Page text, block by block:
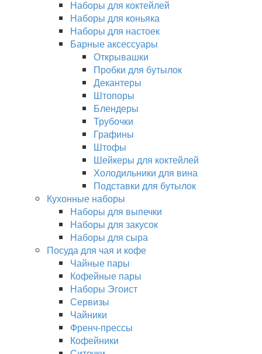
Наборы для коктейлей
Наборы для коньяка
Наборы для настоек
Барные аксессуары
Открывашки
Пробки для бутылок
Декантеры
Штопоры
Блендеры
Трубочки
Графины
Штофы
Шейкеры для коктейлей
Холодильники для вина
Подставки для бутылок
Кухонные наборы
Наборы для выпечки
Наборы для закусок
Наборы для сыра
Посуда для чая и кофе
Чайные пары
Кофейные пары
Наборы Эгоист
Сервизы
Чайники
Френч-прессы
Кофейники